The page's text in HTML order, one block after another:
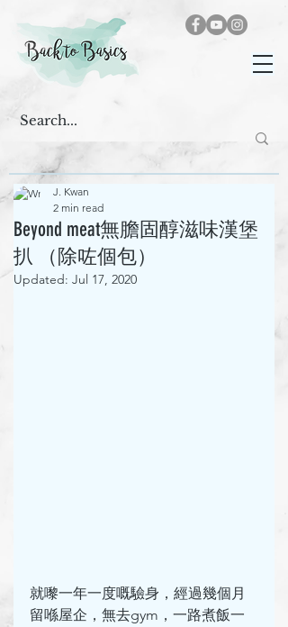
Beyond meat無膽固醇滋味漢堡
扒 （除咗個包）
J. Kwan
2 min read
Updated: Jul 17, 2020
就嚟一年一度嘅驗身，經過幾個月
留喺屋企，無去gym，一路煮飯一